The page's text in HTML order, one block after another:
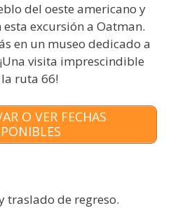
del oeste americano y
excursión a Oatman.
en un museo dedicado a
visita imprescindible
ruta 66!
O VER FECHAS
traslado de regreso.